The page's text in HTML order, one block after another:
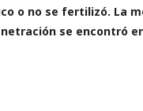
o no se fertilizó. La
se encontró